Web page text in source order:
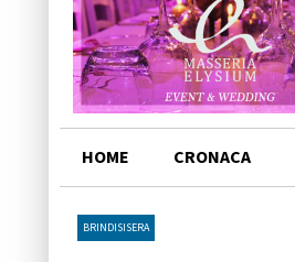
HOME CRONACA
BRINDISISERA